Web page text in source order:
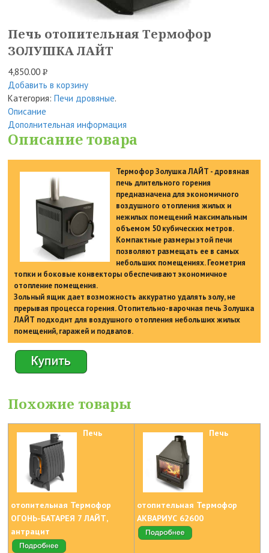
Печь отопительная Термофор
ЗОЛУШКА ЛАЙТ
4,850.00Р
УБ.
Добавить в корзину
Категория:Печи дровяные.
Описание
Дополнительная информация
Описание товара
Термофор Золушка ЛАЙТ - дровяная
печь длительного горения
предназначена для экономичного
воздушного отопления жилых и
нежилых помещений максимальным
объемом 50 кубических метров.
Компактные размеры этой печи
позволяют размещать ее в самых
небольших помещениях. Геометрия
топки и боковые конвекторы обеспечивают экономичное
отопление помещения.
Зольный ящик дает возможность аккуратно удалять золу, не
прерывая процесса горения. Отопительно-варочная печь Золушка
ЛАЙТ подходит для воздушного отопления небольших жилых
помещений, гаражей и подвалов.
Похожие товары
Печь
отопительная Термофор
ОГОНЬ-БАТАРЕЯ 7 ЛАЙТ,
антрацит
Печь
отопительная Термофор
АКВАРИУС 62600